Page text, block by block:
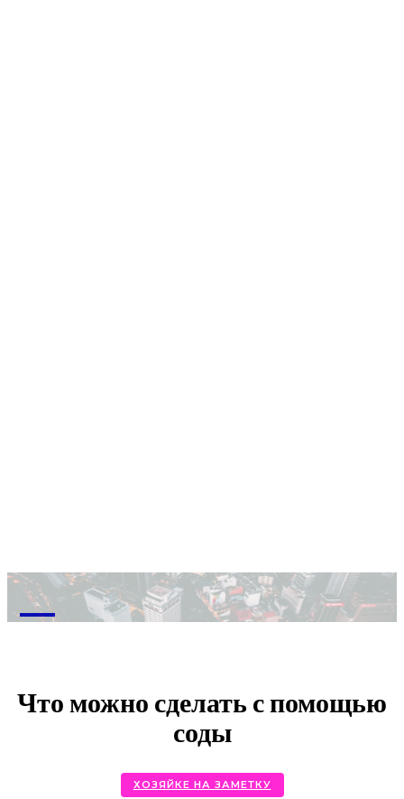
M
Что можно сделать с помощью
соды
ХОЗЯЙКЕ НА ЗАМЕТКУ